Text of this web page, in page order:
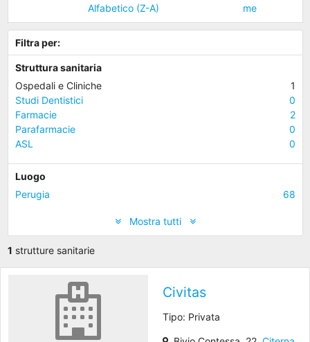
Alfabetico (Z-A)
me
Filtra per:
Struttura sanitaria
Ospedali e Cliniche
1
Studi Dentistici
0
Farmacie
2
Parafarmacie
0
ASL
0
Luogo
Perugia
68
Mostra tutti
1 strutture sanitarie
Civitas
Tipo: Privata